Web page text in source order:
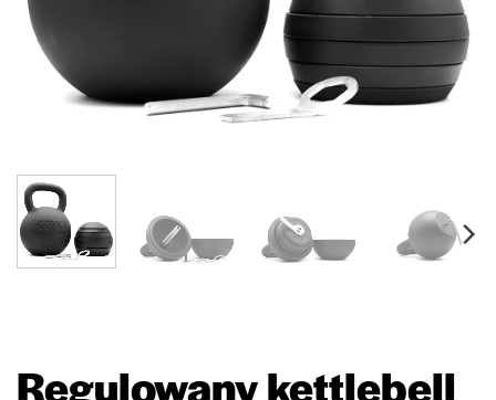
Regulowany kettlebell